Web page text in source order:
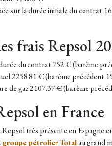
sur la durée initiale du contrat
frais Repsol
du contrat 752 € (barème
2258.81 € (barème précédent
de gaz 2107.37 € (barème
en France
très présente en Espagne
groupe pétrolier Totalau grand